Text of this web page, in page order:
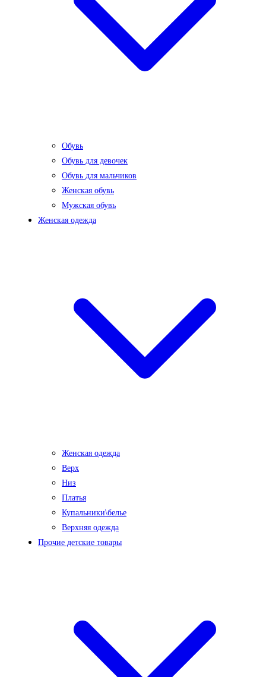
Обувь
Обувь для девочек
Обувь для мальчиков
Женская обувь
Мужская обувь
Женская одежда
Женская одежда
Верх
Низ
Платья
Купальники\белье
Верхняя одежда
Прочие детские товары